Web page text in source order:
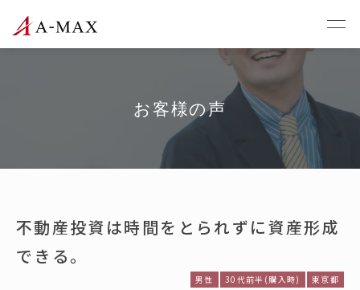
お客様の声
不動産投資は時間をとられずに資産形成
できる。
男性 30代前半(購入時) 東京都